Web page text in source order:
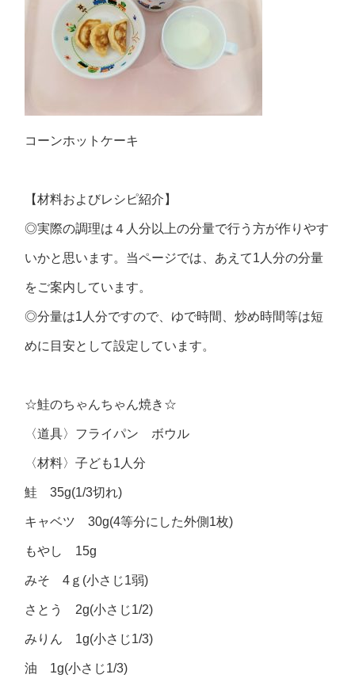
コーンホットケーキ
【材料およびレシピ紹介】
◎実際の調理は４人分以上の分量で行う方が作りやす
いかと思います。当ページでは、あえて1人分の分量
をご案内しています。
◎分量は1人分ですので、ゆで時間、炒め時間等は短
めに目安として設定しています。
☆鮭のちゃんちゃん焼き☆
〈道具〉フライパン ボウル
〈材料〉子ども1人分
鮭 35g(1/3切れ)
キャベツ 30g(4等分にした外側1枚)
もやし 15g
みそ 4ｇ(小さじ1弱)
さとう 2g(小さじ1/2)
みりん 1g(小さじ1/3)
油 1g(小さじ1/3)